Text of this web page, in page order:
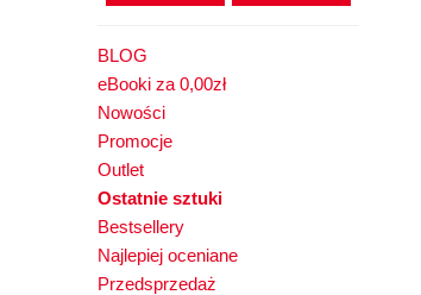
BLOG
eBooki za 0,00zł
Nowości
Promocje
Outlet
Ostatnie sztuki
Bestsellery
Najlepiej oceniane
Przedsprzedaż